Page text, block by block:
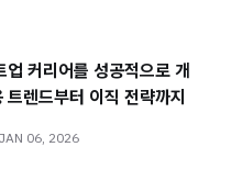
커리어를 성공적으로 개
렌드부터 이직 전략까지
JAN 06, 2026